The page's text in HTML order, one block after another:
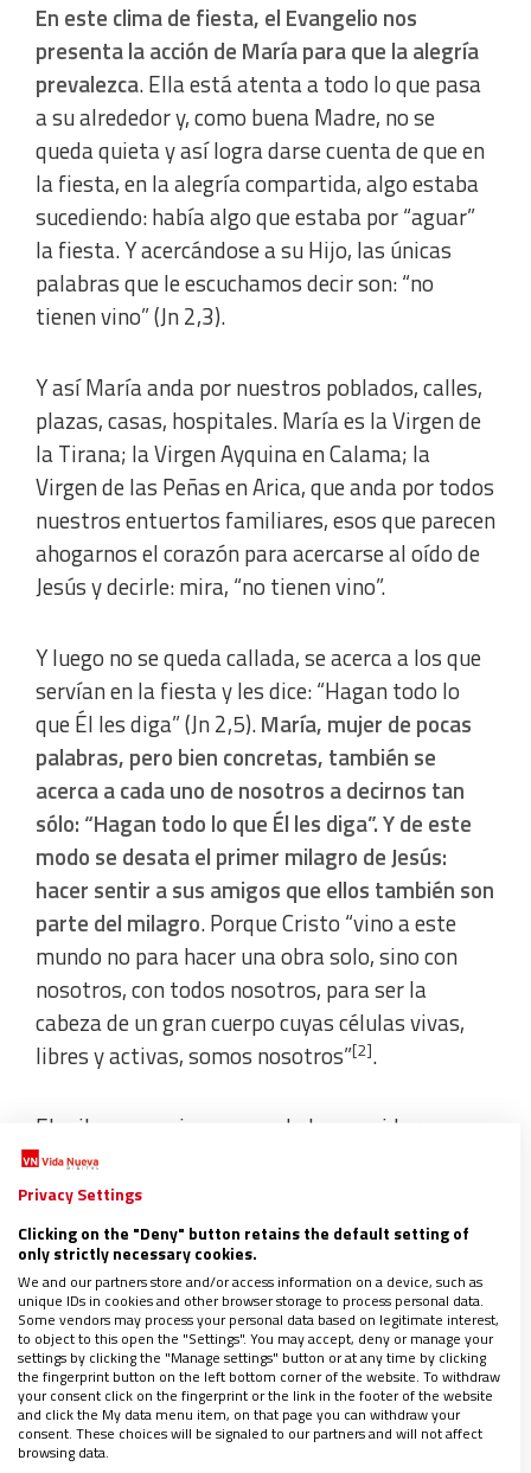
En este clima de fiesta, el Evangelio nos
presenta la acción de María para que la alegría
prevalezca. Ella está atenta a todo lo que pasa
a su alrededor y, como buena Madre, no se
queda quieta y así logra darse cuenta de que en
la fiesta, en la alegría compartida, algo estaba
sucediendo: había algo que estaba por “aguar”
la fiesta. Y acercándose a su Hijo, las únicas
palabras que le escuchamos decir son: “no
tienen vino” (Jn 2,3).
Y así María anda por nuestros poblados, calles,
plazas, casas, hospitales. María es la Virgen de
la Tirana; la Virgen Ayquina en Calama; la
Virgen de las Peñas en Arica, que anda por todos
nuestros entuertos familiares, esos que parecen
ahogarnos el corazón para acercarse al oído de
Jesús y decirle: mira, “no tienen vino”.
Y luego no se queda callada, se acerca a los que
servían en la fiesta y les dice: “Hagan todo lo
que Él les diga” (Jn 2,5).María, mujer de pocas
palabras, pero bien concretas, también se
acerca a cada uno de nosotros a decirnos tan
sólo: “Hagan todo lo que Él les diga”. Y de este
modo se desata el primer milagro de Jesús:
hacer sentir a sus amigos que ellos también son
parte del milagro. Porque Cristo “vino a este
mundo no para hacer una obra solo, sino con
nosotros, con todos nosotros, para ser la
cabeza de un gran cuerpo cuyas células vivas,
libres y activas, somos nosotros”[2].
El milagro comienza cuando los servidores
acercan los barriles con agua que estaban
destinados a la purificación. Así también cada
uno de nosotros puede comenzar el milagro, es
más,cada uno de nosotros está invitado a ser
parte del milagro para otros.
Hermanos,Iquique es tierra de sueños —eso
significa el nombre en aymara—; tierra que ha
sabido albergar a gente de distintos pueblos y
culturas que han tenido que dejar a los suyos,
Privacy Settings
Clicking on the "Deny" button retains the default setting of
only strictly necessary cookies.
We and our partners store and/or access information on a device, such as
unique IDs in cookies and other browser storage to process personal data.
Some vendors may process your personal data based on legitimate interest,
to object to this open the "Settings". You may accept, deny or manage your
settings by clicking the "Manage settings" button or at any time by clicking
the fingerprint button on the left bottom corner of the website. To withdraw
your consent click on the fingerprint or the link in the footer of the website
and click the My data menu item, on that page you can withdraw your
consent. These choices will be signaled to our partners and will not affect
browsing data.